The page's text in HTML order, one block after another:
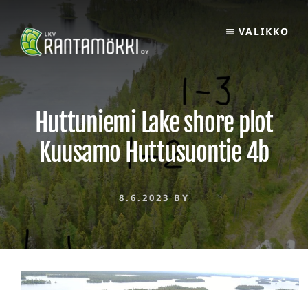
content
VALIKKO
Huttuniemi Lake shore plot
Kuusamo Huttusuontie 4b
8.6.2023BY